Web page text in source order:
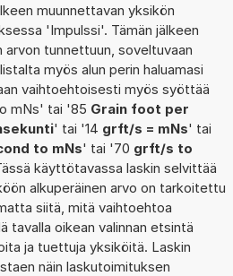
muunnettavan yksikön
'Impulssi'. Tämän jälkeen
tunnettuun, soveltuvaan
myös alun perin haluamasi
vaihtoehtoisesti myös syöttää
mNs' tai '85 Grain foot per
' tai '14 grft/s = mNs' tai
to mNs' tai '70 grft/s to
käyttötavassa laskin selvittää
alkuperäinen arvo on tarkoitettu
siitä, mitä vaihtoehtoa
tavalla oikean valinnan etsintä
ja tuettuja yksiköitä. Laskin
näin laskutoimituksen